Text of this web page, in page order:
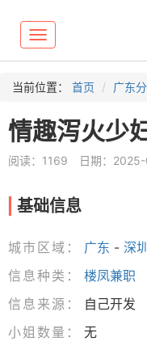
Toggle
navigation
当前位置： 首页 广东
情趣泻火少
阅读：1169 日期：
基础信息
城市区域： 广东 - 深圳
信息种类：
楼凤兼职
信息来源：
自己开发
小姐数量：
无